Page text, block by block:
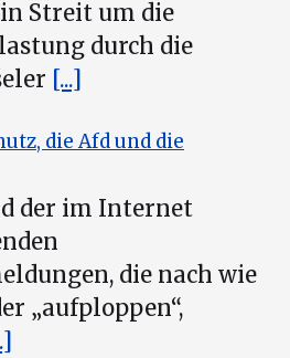
Streit um die
durch die
[...]
die Afd und die
der im Internet
die nach wie
„aufploppen“,